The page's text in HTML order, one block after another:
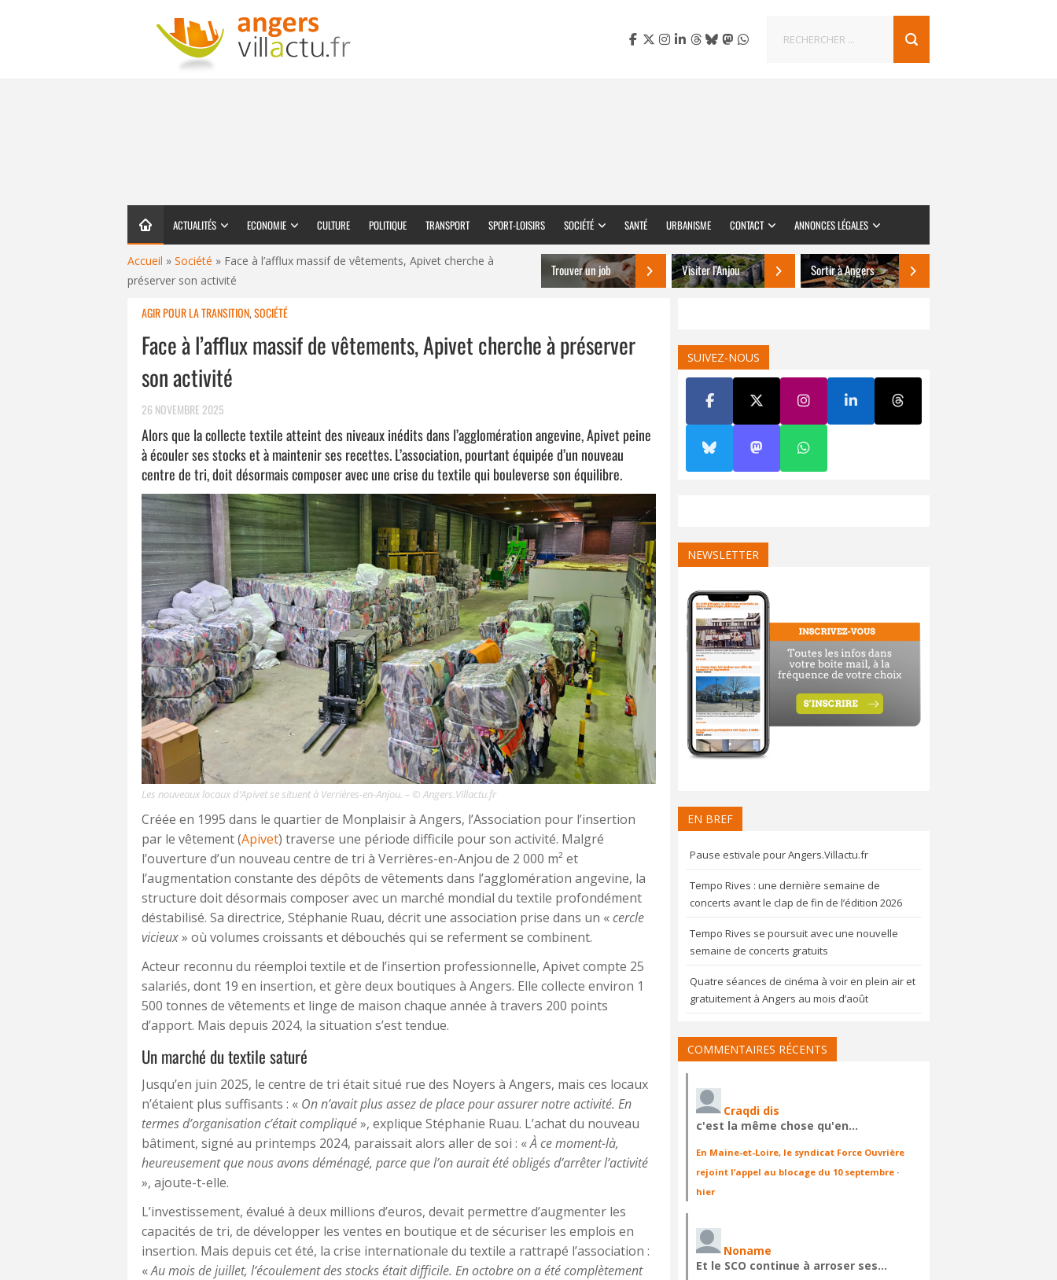
ACTUALITÉS ECONOMIE CULTURE POLITIQUE TRANSPORT SPORT-LOISIRS SOCIÉTÉ SANTÉ URBANISME CONTACT ANNONCES LÉGALES
Accueil » Société » Face à l’afflux massif de vêtements, Apivet cherche à
préserver son activité
Trouver un job Visiter l’Anjou Sortir à Angers
AGIR POUR LA TRANSITION,SOCIÉTÉ
Face à l’afflux massif de vêtements, Apivet cherche à préserver
son activité
26 NOVEMBRE 2025
Alors que la collecte textile atteint des niveaux inédits dans l’agglomération angevine, Apivet peine
à écouler ses stocks et à maintenir ses recettes. L’association, pourtant équipée d’un nouveau
centre de tri, doit désormais composer avec une crise du textile qui bouleverse son équilibre.
Les nouveaux locaux d’Apivet se situent à Verrières-en-Anjou. – © Angers.Villactu.fr
Créée en 1995 dans le quartier de Monplaisir à Angers, l’Association pour l’insertion
par le vêtement (Apivet) traverse une période difficile pour son activité. Malgré
l’ouverture d’un nouveau centre de tri à Verrières-en-Anjou de 2 000 m² et
l’augmentation constante des dépôts de vêtements dans l’agglomération angevine, la
structure doit désormais composer avec un marché mondial du textile profondément
déstabilisé. Sa directrice, Stéphanie Ruau, décrit une association prise dans un «cercle
vicieux» où volumes croissants et débouchés qui se referment se combinent.
Acteur reconnu du réemploi textile et de l’insertion professionnelle, Apivet compte 25
salariés, dont 19 en insertion, et gère deux boutiques à Angers. Elle collecte environ 1
500 tonnes de vêtements et linge de maison chaque année à travers 200 points
d’apport. Mais depuis 2024, la situation s’est tendue.
Un marché du textile saturé
Jusqu’en juin 2025, le centre de tri était situé rue des Noyers à Angers, mais ces locaux
n’étaient plus suffisants : « On n’avait plus assez de place pour assurer notre activité. En
termes d’organisation c’était compliqué», explique Stéphanie Ruau. L’achat du nouveau
bâtiment, signé au printemps 2024, paraissait alors aller de soi : «À ce moment-là,
heureusement que nous avons déménagé, parce que l’on aurait été obligés d’arrêter l’activité
», ajoute-t-elle.
L’investissement, évalué à deux millions d’euros, devait permettre d’augmenter les
capacités de tri, de développer les ventes en boutique et de sécuriser les emplois en
insertion. Mais depuis cet été, la crise internationale du textile a rattrapé l’association :
«Au mois de juillet, l’écoulement des stocks était difficile. En octobre on a été complètement
SUIVEZ-NOUS
NEWSLETTER
EN BREF
Pause estivale pour Angers.Villactu.fr
Tempo Rives : une dernière semaine de
concerts avant le clap de fin de l’édition 2026
Tempo Rives se poursuit avec une nouvelle
semaine de concerts gratuits
Quatre séances de cinéma à voir en plein air et
gratuitement à Angers au mois d’août
COMMENTAIRES RÉCENTS
Craqdi dis
c'est la même chose qu'en…
En Maine-et-Loire, le syndicat Force Ouvrière
rejoint l’appel au blocage du 10 septembre ·
hier
Noname
Et le SCO continue à arroser ses…